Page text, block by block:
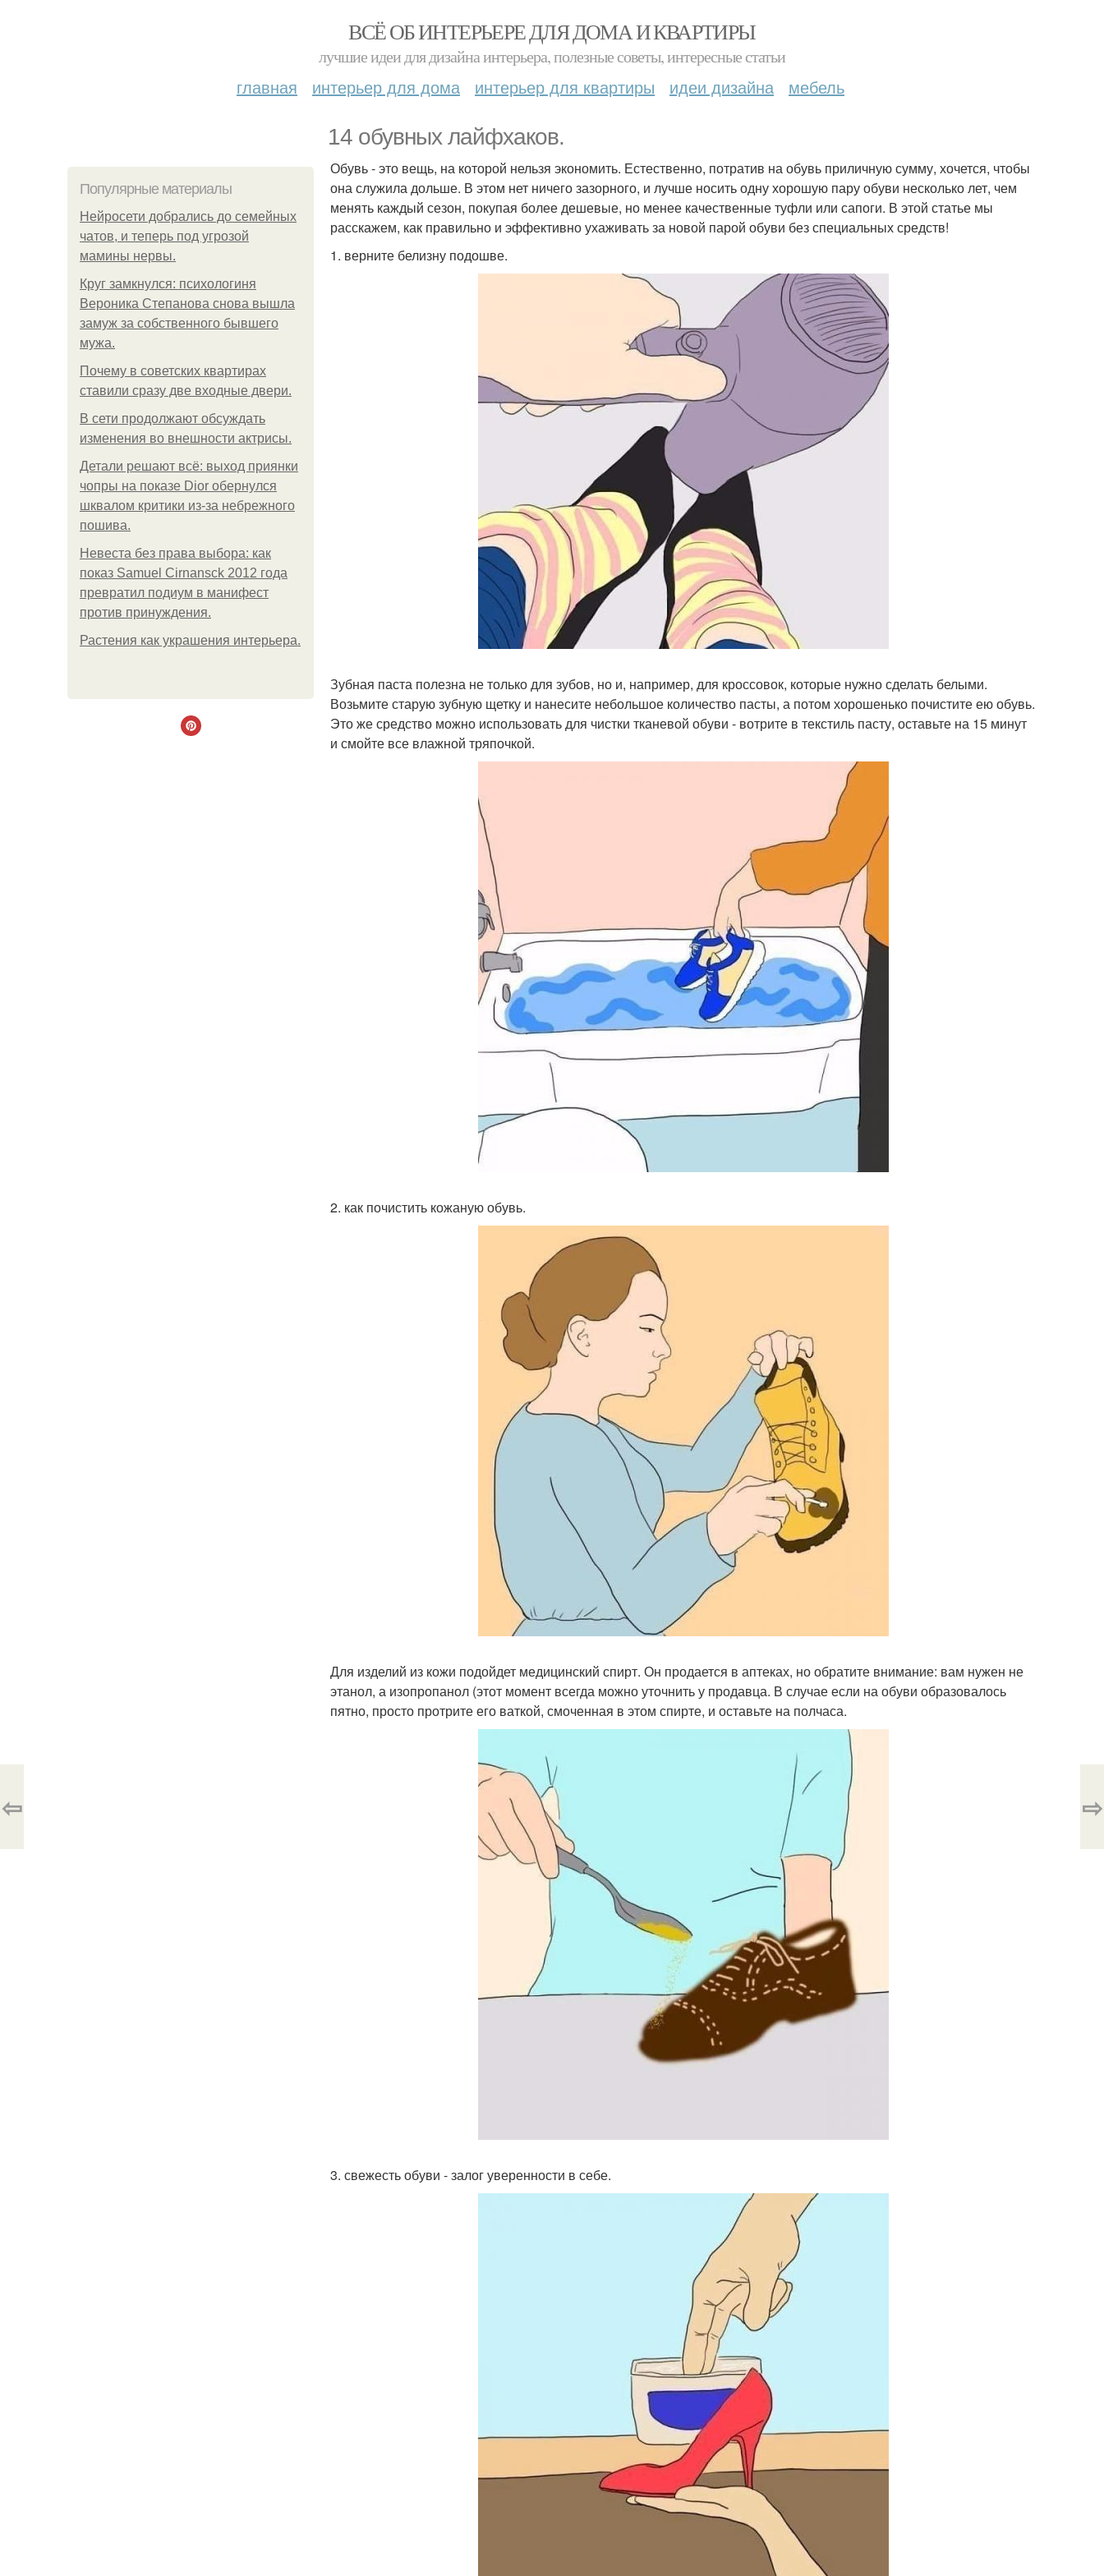
ВСЁ ОБ ИНТЕРЬЕРЕ ДЛЯ ДОМА И КВАРТИРЫ
лучшие идеи для дизайна интерьера, полезные советы, интересные статьи
главная интерьер для дома интерьер для квартиры идеи дизайна мебель
14 обувных лайфхаков.
Популярные материалы
Нейросети добрались до семейных
чатов, и теперь под угрозой
мамины нервы.
Круг замкнулся: психологиня
Вероника Степанова снова вышла
замуж за собственного бывшего
мужа.
Почему в советских квартирах
ставили сразу две входные двери.
В сети продолжают обсуждать
изменения во внешности актрисы.
Детали решают всё: выход приянки
чопры на показе Dior обернулся
шквалом критики из-за небрежного
пошива.
Невеста без права выбора: как
показ Samuel Cirnansck 2012 года
превратил подиум в манифест
против принуждения.
Растения как украшения интерьера.
Обувь - это вещь, на которой нельзя экономить. Естественно, потратив на обувь приличную сумму, хочется, чтобы
она служила дольше. В этом нет ничего зазорного, и лучше носить одну хорошую пару обуви несколько лет, чем
менять каждый сезон, покупая более дешевые, но менее качественные туфли или сапоги. В этой статье мы
расскажем, как правильно и эффективно ухаживать за новой парой обуви без специальных средств!
1. верните белизну подошве.
Зубная паста полезна не только для зубов, но и, например, для кроссовок, которые нужно сделать белыми.
Возьмите старую зубную щетку и нанесите небольшое количество пасты, а потом хорошенько почистите ею обувь.
Это же средство можно использовать для чистки тканевой обуви - вотрите в текстиль пасту, оставьте на 15 минут
и смойте все влажной тряпочкой.
2. как почистить кожаную обувь.
Для изделий из кожи подойдет медицинский спирт. Он продается в аптеках, но обратите внимание: вам нужен не
этанол, а изопропанол (этот момент всегда можно уточнить у продавца. В случае если на обуви образовалось
пятно, просто протрите его ваткой, смоченная в этом спирте, и оставьте на полчаса.
3. свежесть обуви - залог уверенности в себе.
⇦ ⇨